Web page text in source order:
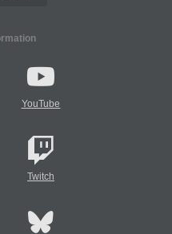
YouTube
Twitch